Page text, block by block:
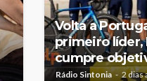
Volta a
primeiro líder,
cumpre
Rádio Sintonia 2 dias